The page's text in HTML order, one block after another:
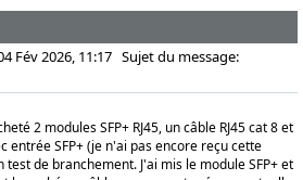
Fév 2026, 11:17 Sujet du message:
2 modules SFP+ RJ45, un câble RJ45 cat 8 et
entrée SFP+ (je n'ai pas encore reçu cette
de branchement. J'ai mis le module SFP+ et